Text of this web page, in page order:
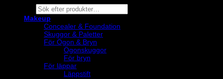
Products
search
Makeup
Concealer & Foundation
Skuggor & Paletter
För Ögon & Bryn
Ögonskuggor
För bryn
För läppar
Läppstift